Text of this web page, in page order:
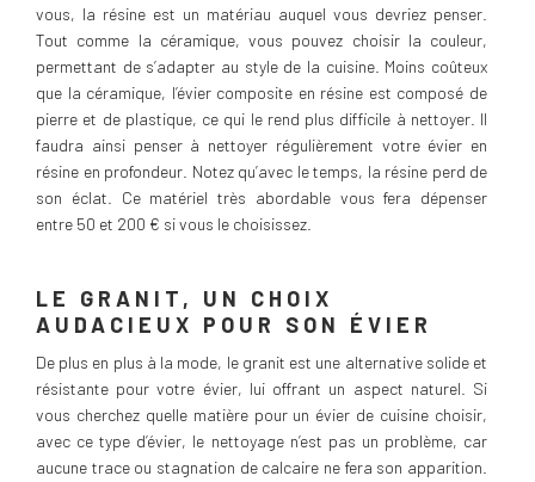
vous, la résine est un matériau auquel vous devriez penser.
Tout comme la céramique, vous pouvez choisir la couleur,
permettant de s’adapter au style de la cuisine. Moins coûteux
que la céramique, l’évier composite en résine est composé de
pierre et de plastique, ce qui le rend plus difficile à nettoyer. Il
faudra ainsi penser à nettoyer régulièrement votre évier en
résine en profondeur. Notez qu’avec le temps, la résine perd de
son éclat. Ce matériel très abordable vous fera dépenser
entre 50 et 200 € si vous le choisissez.
LE GRANIT, UN CHOIX
AUDACIEUX POUR SON ÉVIER
De plus en plus à la mode, le granit est une alternative solide et
résistante pour votre évier, lui offrant un aspect naturel. Si
vous cherchez quelle matière pour un évier de cuisine choisir,
avec ce type d’évier, le nettoyage n’est pas un problème, car
aucune trace ou stagnation de calcaire ne fera son apparition.